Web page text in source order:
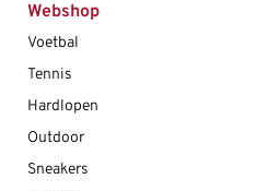
Webshop
Voetbal
Tennis
Hardlopen
Outdoor
Sneakers